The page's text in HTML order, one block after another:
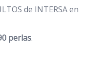
de INTERSA en
perlas.